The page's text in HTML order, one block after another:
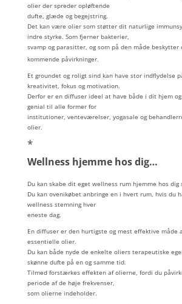
olier der spreder opløftende
dufte, glæde og begejstring.
Det kan være olier som støtter dit naturlige
indre styrke. Som fjerner bakterier,
svamp og parasitter, og som på den måde beskytter
kommende påvirkninger.
Et groundet og roligt sind kan have stor indflydelse
kreativitet, fokus og motivation.
Derfor er en diffuser ideel at have både i dit hjem
genial til alle former for
institutioner, venteværelser, yogasale og
olier.
*
Wellness hjemme hos dig…
Du kan skabe dit eget wellness rum hjemme hos dig
Du kan ovenikøbet anbringe en i hvert rum, hvis du
wellness stemning hver
eneste dag.
En diffuser er den hurtigste og mest effektive måde
essentielle olier.
Du kan både nyde de enkelte oliers terapeutiske
skønne dufte på en og samme tid.
Tilmed forstærkes effekten af olierne, fordi du
periode af de høje frekvenser,
som olierne indeholder.